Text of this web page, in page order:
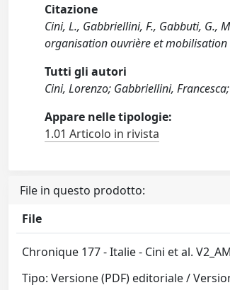
Citazione
Cini, L., Gabbriellini, F., Gabbuti, G.,
organisation ouvrière et mobilisation
Tutti gli autori
Cini, Lorenzo; Gabbriellini,
Appare nelle tipologie:
1.01 Articolo in rivista
File in questo prodotto:
File
Chronique 177 - Italie - Cini et al.
Tipo: Versione (PDF) editoriale /